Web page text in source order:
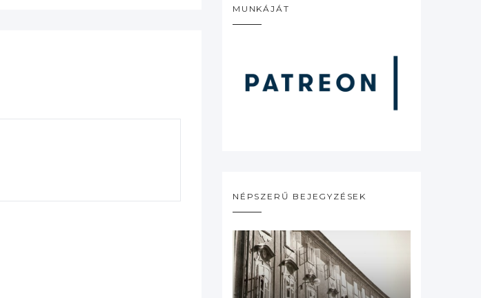
MUNKÁJÁT
NÉPSZERŰ BEJEGYZÉSEK